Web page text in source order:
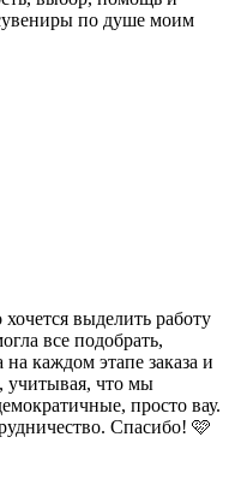
по душе моим
выделить работу
все подобрать,
каждом этапе заказа и
учитывая, что мы
просто вау.
Спасибо! 🩷